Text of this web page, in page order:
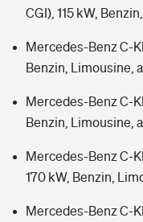
CGI), 115 kW,
Mercedes-Benz C-
Benzin, Limousine,
Mercedes-Benz C-
Benzin, Limousine,
Mercedes-Benz C-
170 kW, Benzin,
Mercedes-Benz C-